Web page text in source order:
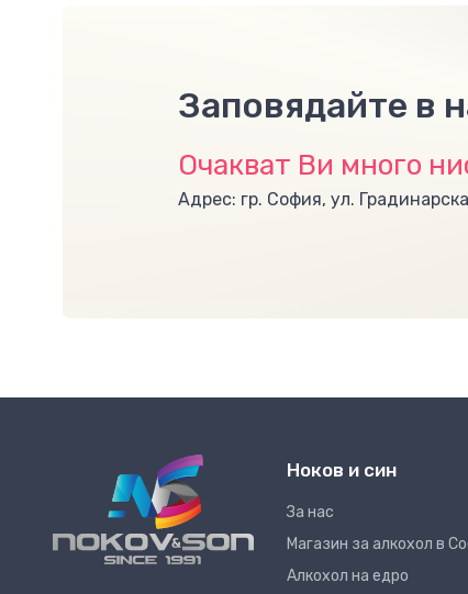
Заповядайте в
Очакват Ви много
Адрес: гр. София, ул.
Ноков и син
За нас
Магазин за алкохол в
Алкохол на едро